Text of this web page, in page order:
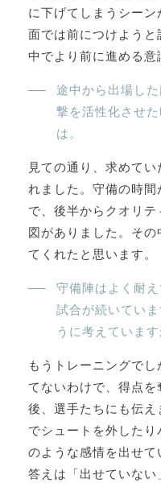
に下げてしまうシー
面では前につけよう
中でより前に進める意
途中から出場し
撃を活性化させ
は。
見ての通り、求めて
れました。守備の時
で、後半からクオリ
図がありました。そ
てくれたと思います。
守備陣はよく耐
試合が続いてい
うに考えています
もうトレーニングで
てないわけで、得点
後、選手たちにも伝
でシュートを外した
のような感情を出せて
答えは「出せていない